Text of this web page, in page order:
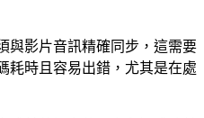
與影片音訊精確同步，這需要
耗時且容易出錯，尤其是在處